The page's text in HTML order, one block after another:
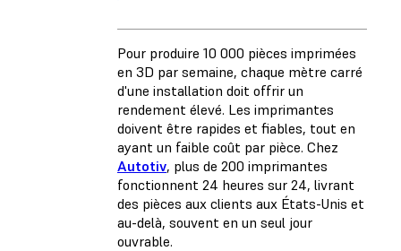
Pour produire 10 000 pièces imprimées
en 3D par semaine, chaque mètre carré
d'une installation doit offrir un
rendement élevé. Les imprimantes
doivent être rapides et fiables, tout en
ayant un faible coût par pièce. Chez
Autotiv, plus de 200 imprimantes
fonctionnent 24 heures sur 24, livrant
des pièces aux clients aux États-Unis et
au-delà, souvent en un seul jour
ouvrable.